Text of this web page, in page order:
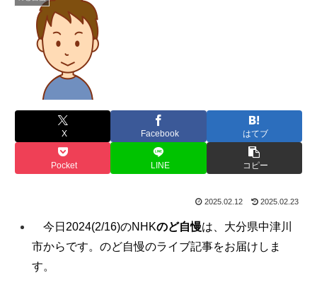
X Facebook はてブ
Pocket LINE コピー
2025.02.12 2025.02.23
今日2024(2/16)のNHKのど自慢は、大分県中津川
市からです。のど自慢のライブ記事をお届けしま
す。